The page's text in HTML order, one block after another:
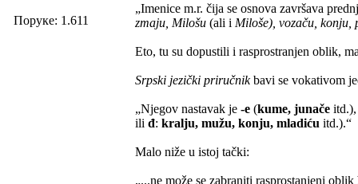
Поруке: 1.611
„Imenice m.r. čija se osnova završava
zmaju, Milošu (ali i Miloše), vozaču, konju,
Eto, tu su dopustili i rasprostranjen oblik,
Srpski jezički priručnikbavi se vokativom
„Njegov nastavak je -e (kume, junače
ili đ: kralju, mužu, konju, mladiću itd.).“
Malo niže u istoj tački:
„...ne može se zabraniti rasprostanjeni oblik